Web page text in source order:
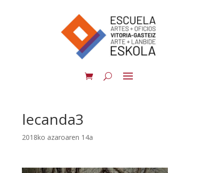
lecanda3
2018ko azaroaren 14a